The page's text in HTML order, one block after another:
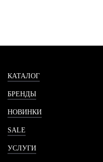
КАТАЛОГ
БРЕНДЫ
НОВИНКИ
SALE
УСЛУГИ